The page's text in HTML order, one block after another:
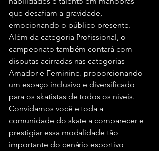
que desafiam a gravidade,
emocionando o público presente.
Além da categoria Profissional, o
campeonato também contará com
disputas acirradas nas categorias
Amador e Feminino, proporcionando
um espaço inclusivo e diversificado
para os skatistas de todos os níveis.
Convidamos você e toda a
comunidade do skate a comparecer e
prestigiar essa modalidade tão
importante do cenário esportivo